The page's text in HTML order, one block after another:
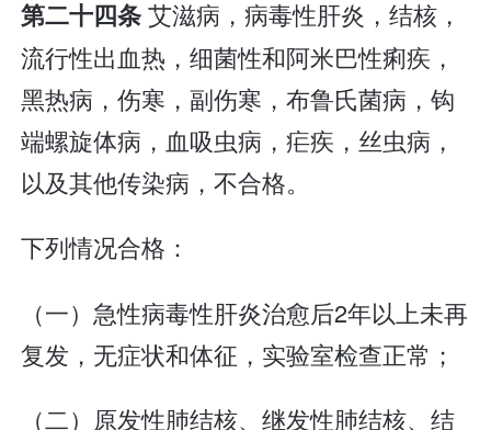
第二十四条艾滋病，病毒性肝炎，结核，
流行性出血热，细菌性和阿米巴性痢疾，
黑热病，伤寒，副伤寒，布鲁氏菌病，钩
端螺旋体病，血吸虫病，疟疾，丝虫病，
以及其他传染病，不合格。
下列情况合格：
（一）急性病毒性肝炎治愈后2年以上未再
复发，无症状和体征，实验室检查正常；
（二）原发性肺结核、继发性肺结核、结